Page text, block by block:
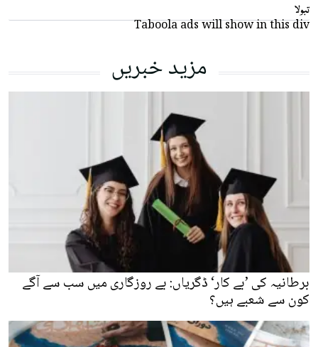
تبولا
Taboola ads will show in this div
مزید خبریں
برطانیہ کی ’بے کار‘ ڈگریاں: بے روزگاری میں سب سے آگے
کون سے شعبے ہیں؟